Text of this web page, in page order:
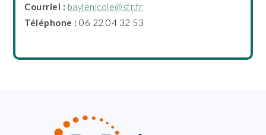
Courriel : baylenicole@sfr.fr
Téléphone :06 22 04 32 53